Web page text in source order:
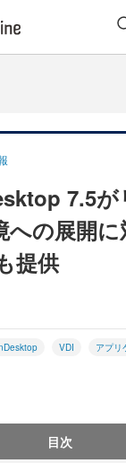
7.5が
の展開に
提供
VDI アプリ
目次